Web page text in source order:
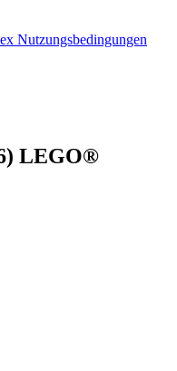
Nutzungsbedingungen
LEGO®